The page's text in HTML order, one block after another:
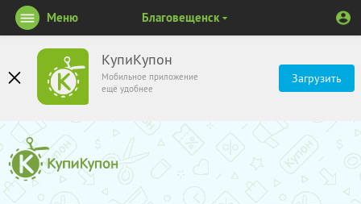
КупиКупон
Мобильное приложение
ещё удобнее
Загрузить
Меню Благовещенск